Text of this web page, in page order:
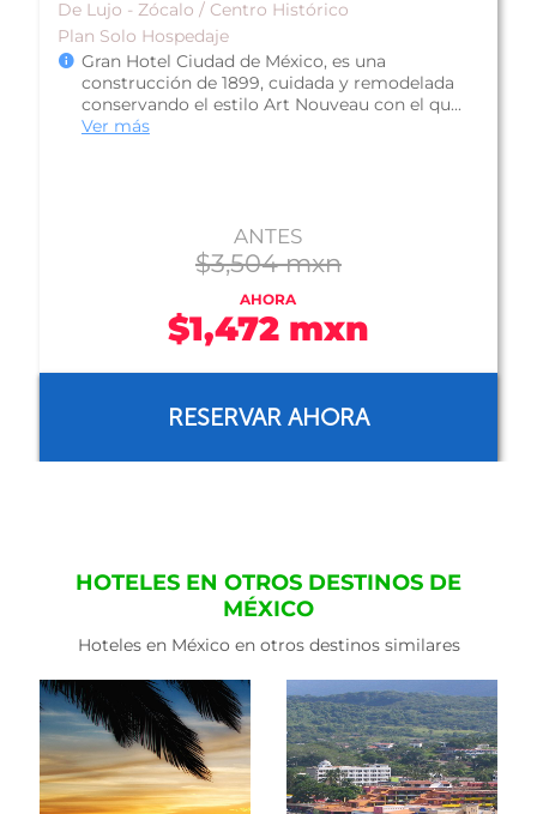
12
Ver Mapa
Económico - Zócalo / Centro Histórico
Plan Solo Hospedaje
El Hotel San Francisco Centro Histórico, es una
propiedad con un estilo rústico campestre; se
encuentra en el corazón de l...
ANTES
$1,135 mxn
AHORA
$568 mxn
RESERVAR AHORA
HOTELES EN OTROS DESTINOS DE
MÉXICO
Hoteles en México en otros destinos similares